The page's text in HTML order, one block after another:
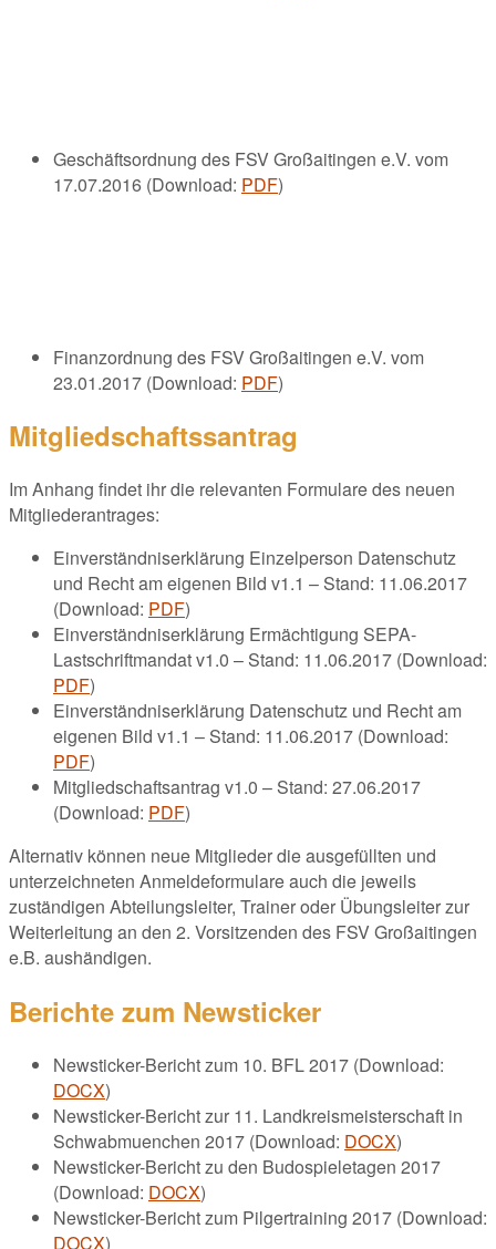
Geschäftsordnung des FSV Großaitingen e.V. vom
17.07.2016 (Download: PDF)
Finanzordnung des FSV Großaitingen e.V. vom
23.01.2017 (Download: PDF)
Mitgliedschaftssantrag
Im Anhang findet ihr die relevanten Formulare des neuen
Mitgliederantrages:
Einverständniserklärung Einzelperson Datenschutz
und Recht am eigenen Bild v1.1 – Stand: 11.06.2017
(Download: PDF)
Einverständniserklärung Ermächtigung SEPA-
Lastschriftmandat v1.0 – Stand: 11.06.2017 (Download:
PDF)
Einverständniserklärung Datenschutz und Recht am
eigenen Bild v1.1 – Stand: 11.06.2017 (Download:
PDF)
Mitgliedschaftsantrag v1.0 – Stand: 27.06.2017
(Download: PDF)
Alternativ können neue Mitglieder die ausgefüllten und
unterzeichneten Anmeldeformulare auch die jeweils
zuständigen Abteilungsleiter, Trainer oder Übungsleiter zur
Weiterleitung an den 2. Vorsitzenden des FSV Großaitingen
e.B. aushändigen.
Berichte zum Newsticker
Newsticker-Bericht zum 10. BFL 2017 (Download:
DOCX)
Newsticker-Bericht zur 11. Landkreismeisterschaft in
Schwabmuenchen 2017 (Download: DOCX)
Newsticker-Bericht zu den Budospieletagen 2017
(Download: DOCX)
Newsticker-Bericht zum Pilgertraining 2017 (Download:
DOCX)